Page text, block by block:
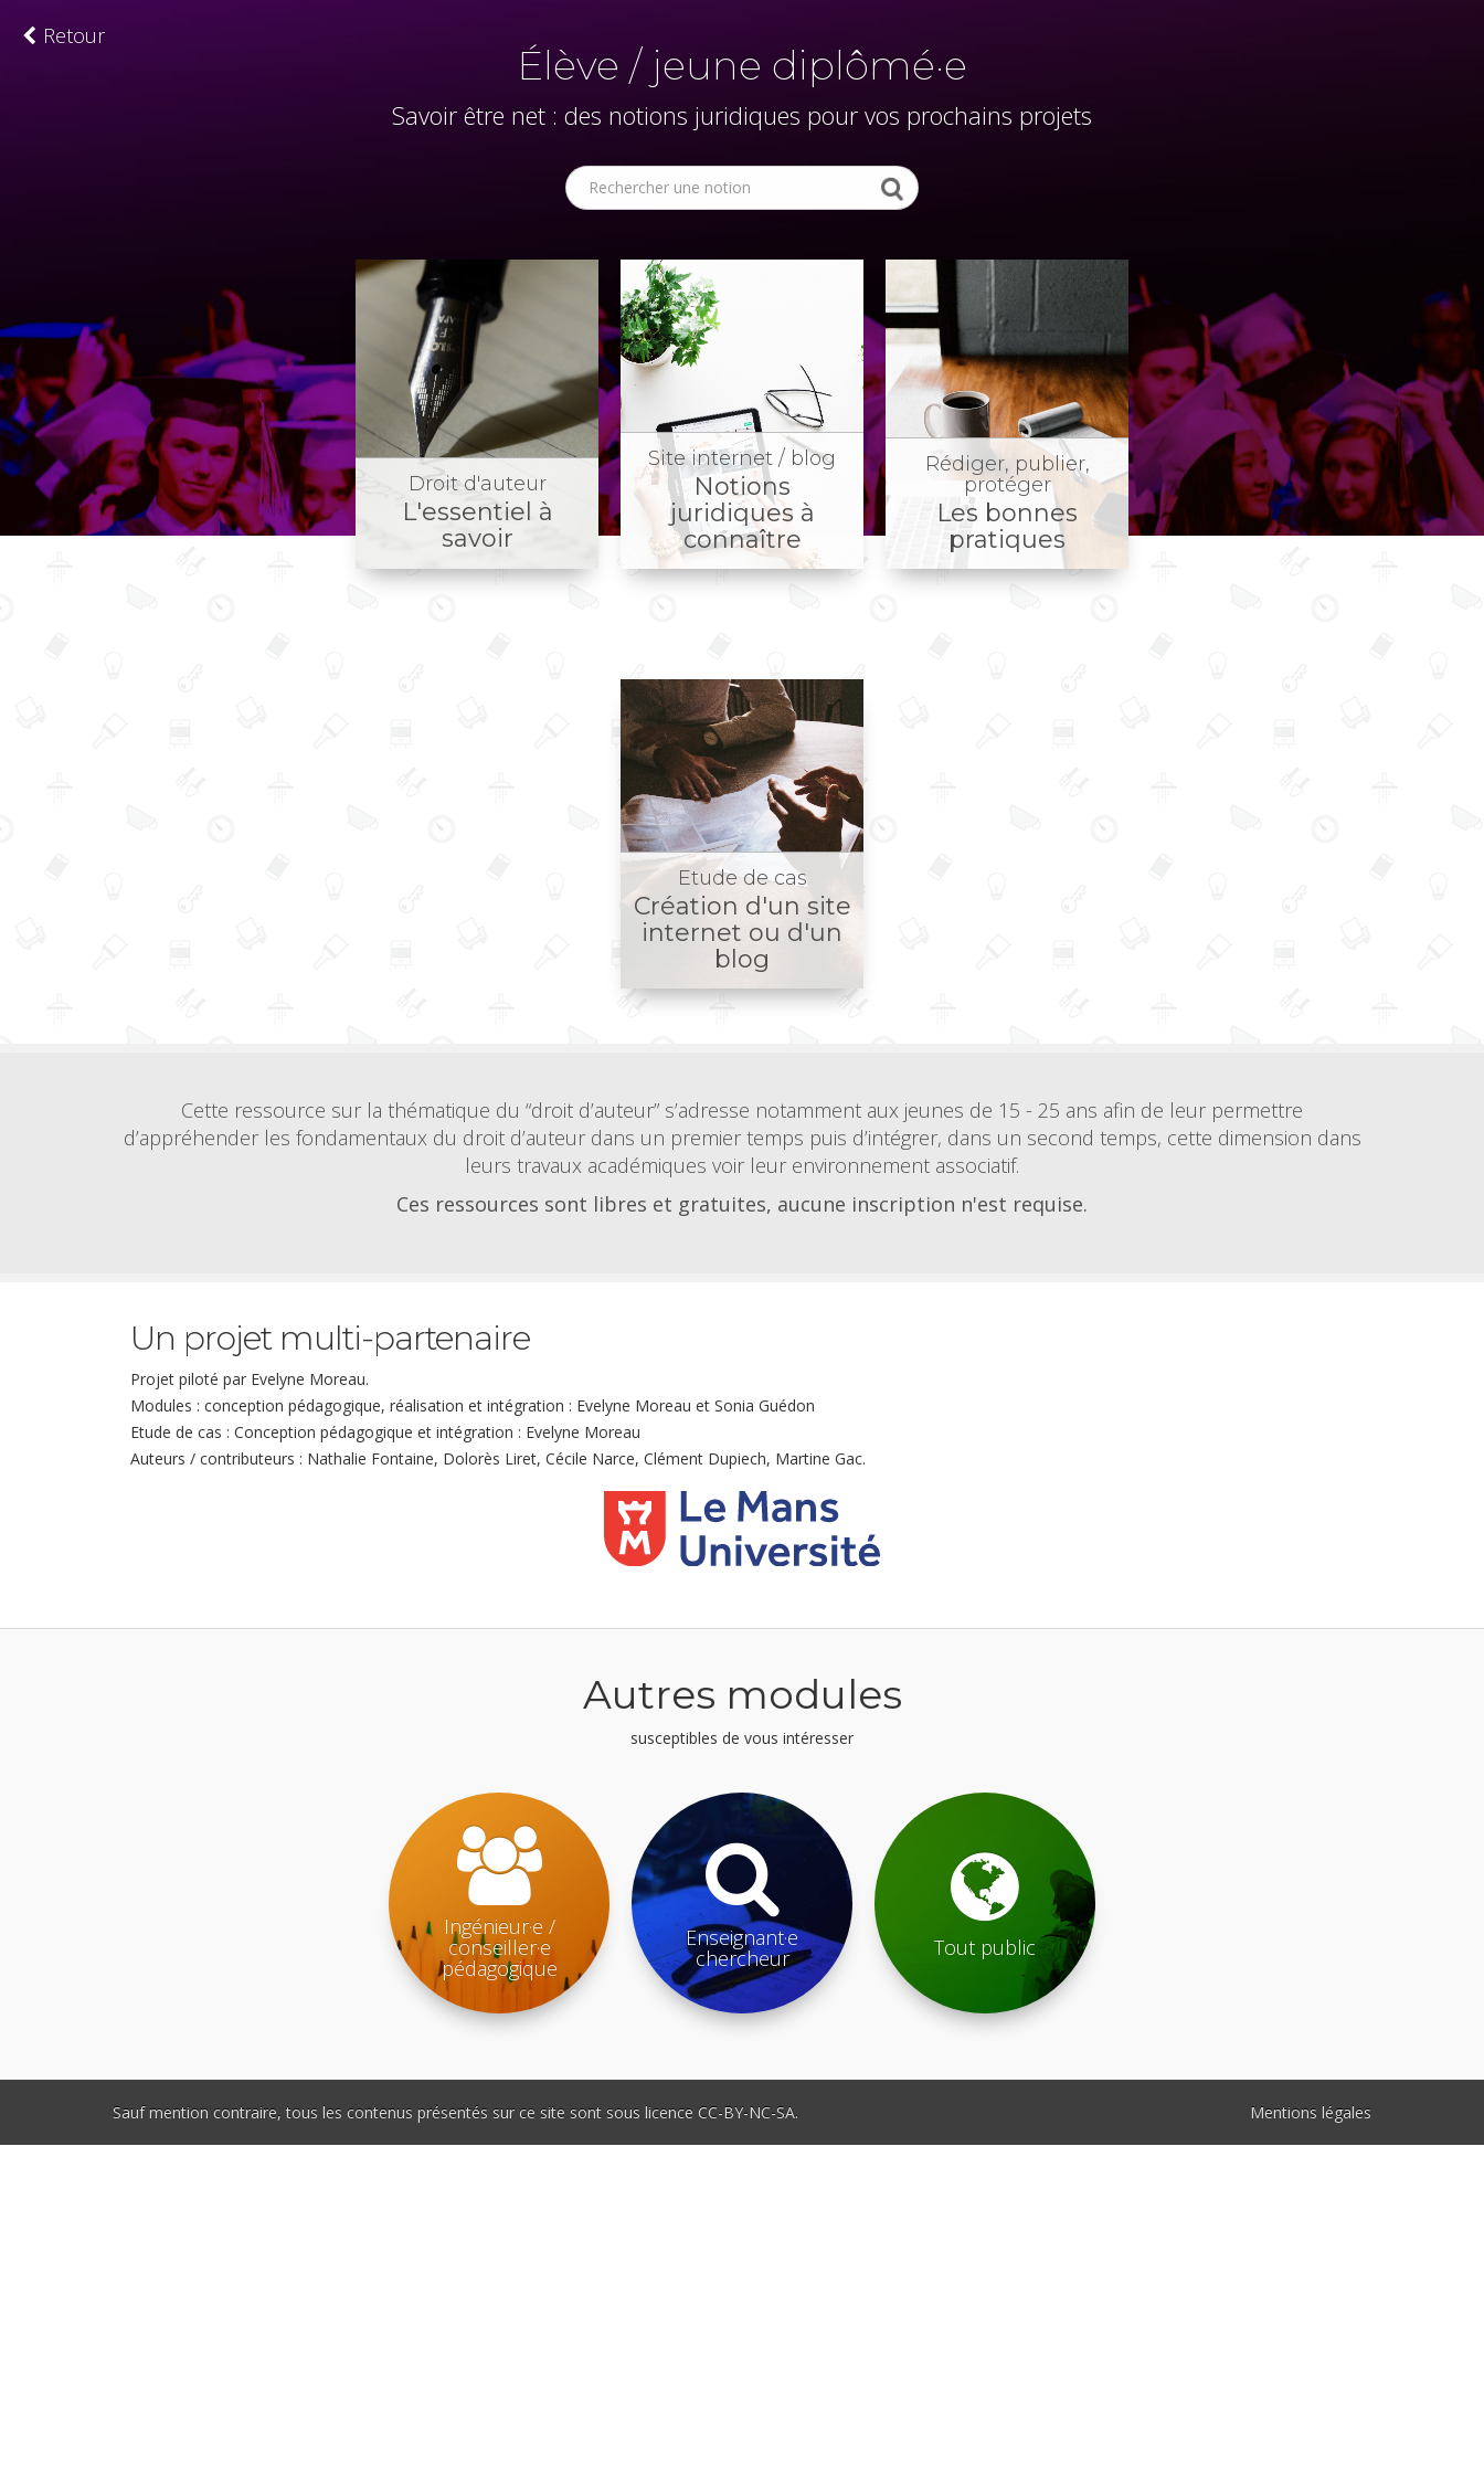
Retour
Élève / jeune diplômé·e
Savoir être net : des notions juridiques pour vos prochains projets
Droit d'auteur
L'essentiel à
savoir
Site internet / blog
Notions
juridiques à
connaître
Rédiger, publier,
protéger
Les bonnes
pratiques
Etude de cas
Création d'un site
internet ou d'un
blog
Cette ressource sur la thématique du “droit d’auteur” s’adresse notamment aux jeunes de 15 - 25 ans afin de leur permettre
d’appréhender les fondamentaux du droit d’auteur dans un premier temps puis d’intégrer, dans un second temps, cette dimension dans
leurs travaux académiques voir leur environnement associatif.
Ces ressources sont libres et gratuites, aucune inscription n'est requise.
Un projet multi-partenaire
Projet piloté par Evelyne Moreau.
Modules : conception pédagogique, réalisation et intégration : Evelyne Moreau et Sonia Guédon
Etude de cas : Conception pédagogique et intégration : Evelyne Moreau
Auteurs / contributeurs : Nathalie Fontaine, Dolorès Liret, Cécile Narce, Clément Dupiech, Martine Gac.
Autres modules
susceptibles de vous intéresser
Ingénieur·e /
conseiller·e
pédagogique
Enseignant·e
chercheur Tout public
Mentions légales
Sauf mention contraire, tous les contenus présentés sur ce site sont sous licence CC-BY-NC-SA.